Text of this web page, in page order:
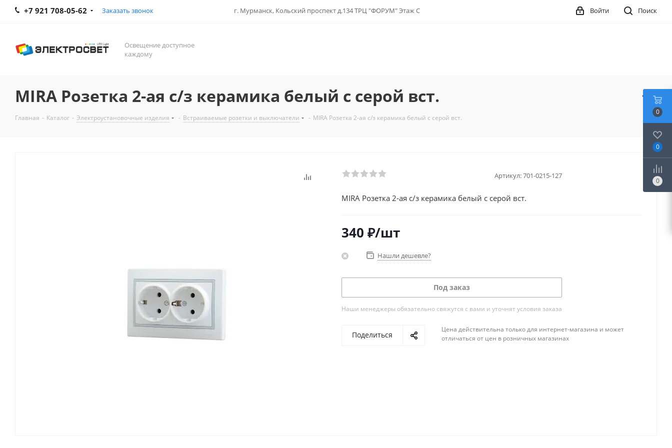
+7 921 708-05-62 Заказать звонок г. Мурманск, Кольский проспект д.134 ТРЦ "ФОРУМ" Этаж С Поиск
Войти
Освещение доступное
каждому
MIRA Розетка 2-ая с/з керамика белый с серой вст.
Главная - Каталог - Электроустановочные изделия - Встраиваемые розетки и выключатели - MIRA Розетка 2-ая с/з керамика белый с серой вст.
Артикул:701-0215-127
MIRA Розетка 2-ая с/з керамика белый с серой вст.
340 ₽/шт
Нашли дешевле?
Под заказ
Наши менеджеры обязательно свяжутся с вами и уточнят условия заказа
Поделиться
Цена действительна только для интернет-магазина и может
отличаться от цен в розничных магазинах
0
0
0